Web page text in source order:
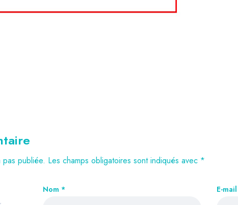
publiée. Les champs obligatoires sont indiqués avec *
Nom * E-mail